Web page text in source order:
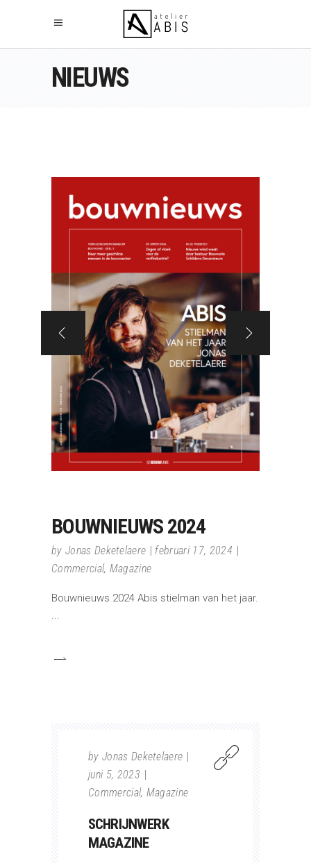
NIEUWS
BOUWNIEUWS 2024
by Jonas Deketelaere
februari 17, 2024
Commercial, Magazine
Bouwnieuws 2024 Abis stielman van het jaar.
by Jonas Deketelaere
juni 5, 2023
Commercial, Magazine
SCHRIJNWERK
MAGAZINE